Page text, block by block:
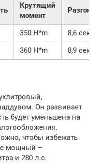
Крутящий
момент
Разгон
350 H*m
8,6 сек
360 H*m 8,9 сек
Он развивает
будет уменьшена на
чтобы избежать
мощный –
и 280 л.с.